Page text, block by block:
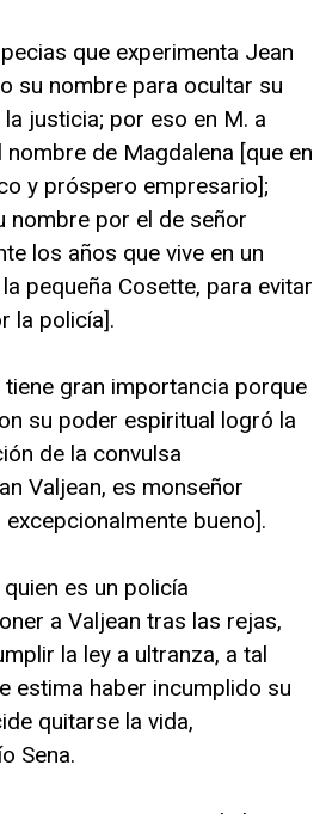
que experimenta Jean
su nombre para ocultar su
justicia; por eso en M. a
nombre de Magdalena [que en
y próspero empresario];
nombre por el de señor
los años que vive en un
pequeña Cosette, para evitar
la policía].
gran importancia porque
su poder espiritual logró la
de la convulsa
Valjean, es monseñor
bueno].
es un policía
a Valjean tras las rejas,
la ley a ultranza, a tal
estima haber incumplido su
quitarse la vida,
Sena.